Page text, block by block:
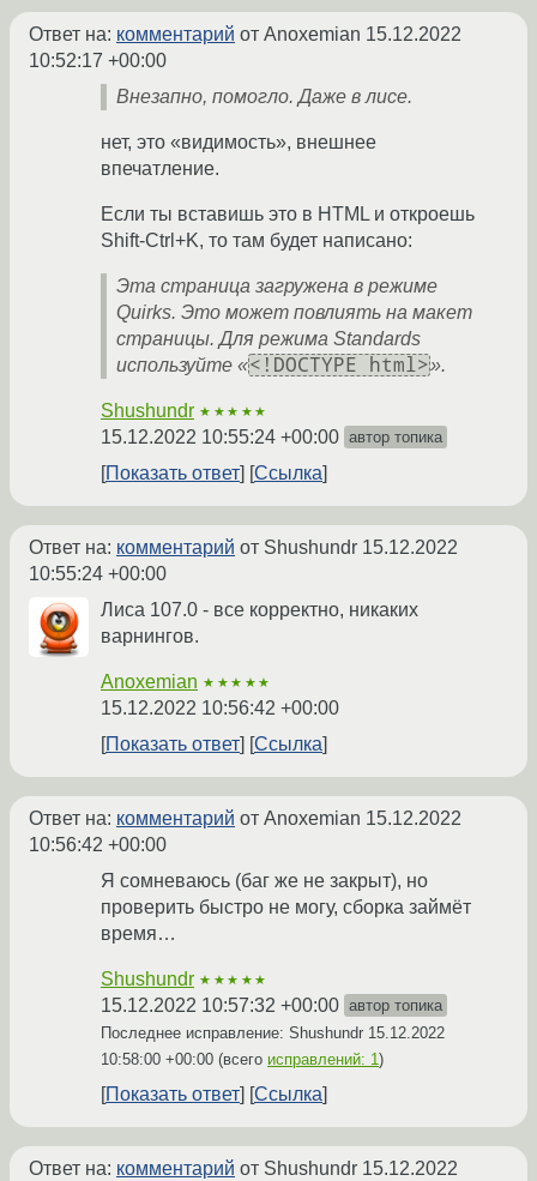
Ответ на: комментарий от Anoxemian 15.12.2022
10:52:17 +00:00
Внезапно, помогло. Даже в лисе.
нет, это «видимость», внешнее
впечатление.
Если ты вставишь это в HTML и откроешь
Shift-Ctrl+K, то там будет написано:
Эта страница загружена в режиме
Quirks. Это может повлиять на макет
страницы. Для режима Standards
используйте «<!DOCTYPE html>».
Shushundr ★★★★★
15.12.2022 10:55:24 +00:00 автор топика
Показать ответ Ссылка
Ответ на: комментарий от Shushundr 15.12.2022
10:55:24 +00:00
Лиса 107.0 - все корректно, никаких
варнингов.
Anoxemian ★★★★★
15.12.2022 10:56:42 +00:00
Показать ответ
Ссылка
Ответ на: комментарий от Anoxemian 15.12.2022
10:56:42 +00:00
Я сомневаюсь (баг же не закрыт), но
проверить быстро не могу, сборка займёт
время…
Shushundr ★★★★★
15.12.2022 10:57:32 +00:00 автор топика
Последнее исправление: Shushundr 15.12.2022
10:58:00 +00:00 (всего исправлений: 1)
Показать ответ Ссылка
Ответ на: комментарий от Shushundr 15.12.2022